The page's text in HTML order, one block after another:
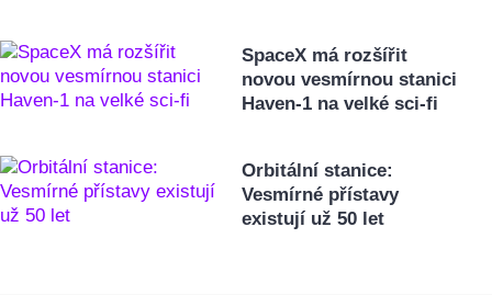
SpaceX má rozšířit
novou vesmírnou stanici
Haven-1 na velké sci-fi
Orbitální stanice:
Vesmírné přístavy
existují už 50 let